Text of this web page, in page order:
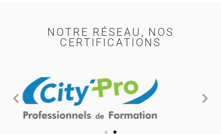
NOTRE RÉSEAU, NOS
CERTIFICATIONS